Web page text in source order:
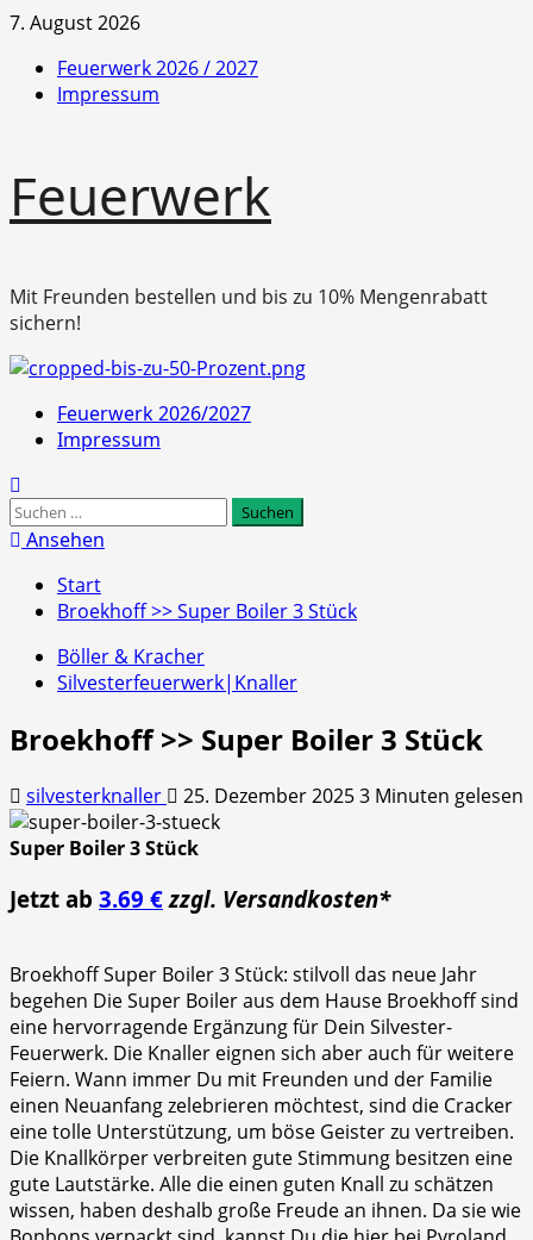
Zum
springen
7. August 2026
Feuerwerk 2026 / 2027
Impressum
Feuerwerk
Mit Freunden bestellen und bis zu 10% Mengenrabatt
sichern!
Primäres
Menü
Feuerwerk 2026/2027
Impressum
Suchen
nach:
Ansehen
Start
Broekhoff >> Super Boiler 3 Stück
Böller & Kracher
Silvesterfeuerwerk|Knaller
Broekhoff >> Super Boiler 3 Stück
silvesterknaller 25. Dezember 20253 Minuten gelesen
Super Boiler 3 Stück
Jetzt ab 3.69 € zzgl. Versandkosten*
Broekhoff Super Boiler 3 Stück: stilvoll das neue Jahr
begehen Die Super Boiler aus dem Hause Broekhoff sind
eine hervorragende Ergänzung für Dein Silvester-
Feuerwerk. Die Knaller eignen sich aber auch für weitere
Feiern. Wann immer Du mit Freunden und der Familie
einen Neuanfang zelebrieren möchtest, sind die Cracker
eine tolle Unterstützung, um böse Geister zu vertreiben.
Die Knallkörper verbreiten gute Stimmung besitzen eine
gute Lautstärke. Alle die einen guten Knall zu schätzen
wissen, haben deshalb große Freude an ihnen. Da sie wie